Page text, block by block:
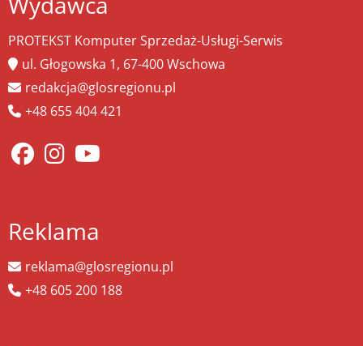
PROTEKST Komputer Sprzedaż-Usługi-Serwis
ul. Głogowska 1, 67-400 Wschowa
redakcja@glosregionu.pl
+48 655 404 421
Reklama
reklama@glosregionu.pl
+48 605 200 188